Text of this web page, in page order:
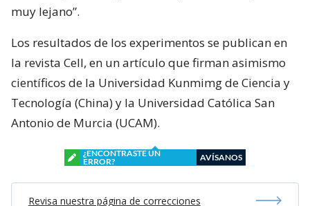
muy lejano”.
Los resultados de los experimentos se publican en
la revista Cell, en un artículo que firman asimismo
científicos de la Universidad Kunmimg de Ciencia y
Tecnología (China) y la Universidad Católica San
Antonio de Murcia (UCAM).
¿ENCONTRASTE UN
ERROR?
AVÍSANOS
Revisa nuestra página de correcciones